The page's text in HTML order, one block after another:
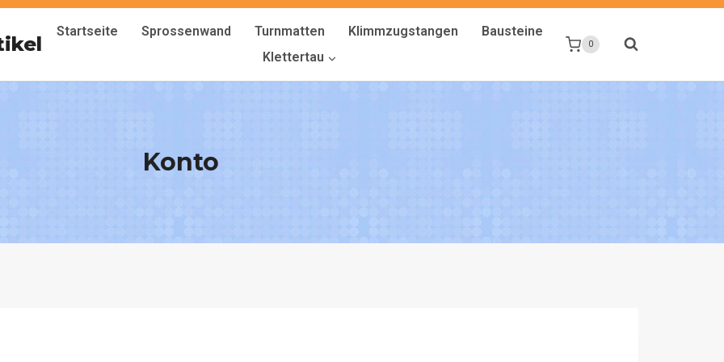
Startseite Sprossenwand Turnmatten Klimmzugstangen
Bausteine
Klettertau
0
Konto